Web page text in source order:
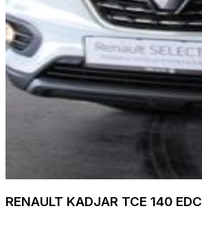
RENAULT KADJAR TCE 140 EDC